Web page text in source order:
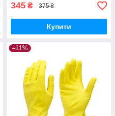
345 ₴ 375 ₴
Купити
–11%